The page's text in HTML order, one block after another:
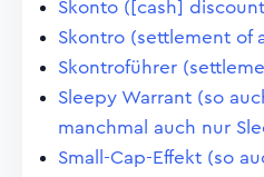
Skonto ([cash]
Skontro (settlement of
Skontroführer
Sleepy Warrant (so
manchmal auch nur
Small-Cap-Effekt (so